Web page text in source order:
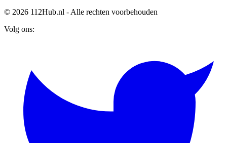
© 2026 112Hub.nl - Alle rechten voorbehouden
Volg ons: